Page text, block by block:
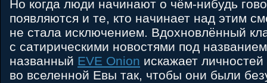
Но когда люди начинают о чём-нибудь
появляются и те, кто начинает над этим
не стала исключением. Вдохновлённый
с сатирическими новостями под
названный EVE Onion искажает
во вселенной Евы так, чтобы они были